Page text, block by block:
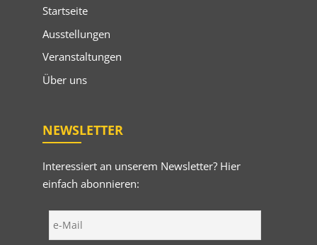
Startseite
Ausstellungen
Veranstaltungen
Über uns
NEWSLETTER
Interessiert an unserem Newsletter? Hier
einfach abonnieren: